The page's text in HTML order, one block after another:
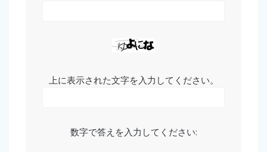
上に表示された文字を入力してください。
数字で答えを入力してください: